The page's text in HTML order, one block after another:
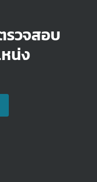
รวจสอบ
น่ง